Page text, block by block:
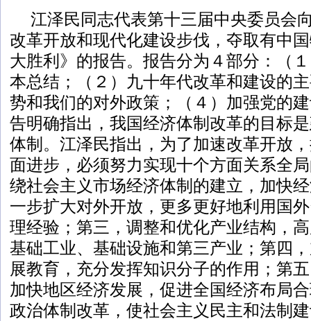
江泽民同志代表第十三届中央委员会
改革开放和现代化建设步伐，夺取有中
大胜利》的报告。报告分为４部分：（
本总结；（２）九十年代改革和建设的
势和我们的对外政策；（４）加强党的
告明确指出，我国经济体制改革的目标
体制。江泽民指出，为了加速改革开放
面进步，必须努力实现十个方面关系全
绕社会主义市场经济体制的建立，加快
一步扩大对外开放，更多更好地利用国
理经验；第三，调整和优化产业结构，
基础工业、基础设施和第三产业；第四
展教育，充分发挥知识分子的作用；第
加快地区经济发展，促进全国经济布局
政治体制改革，使社会主义民主和法制